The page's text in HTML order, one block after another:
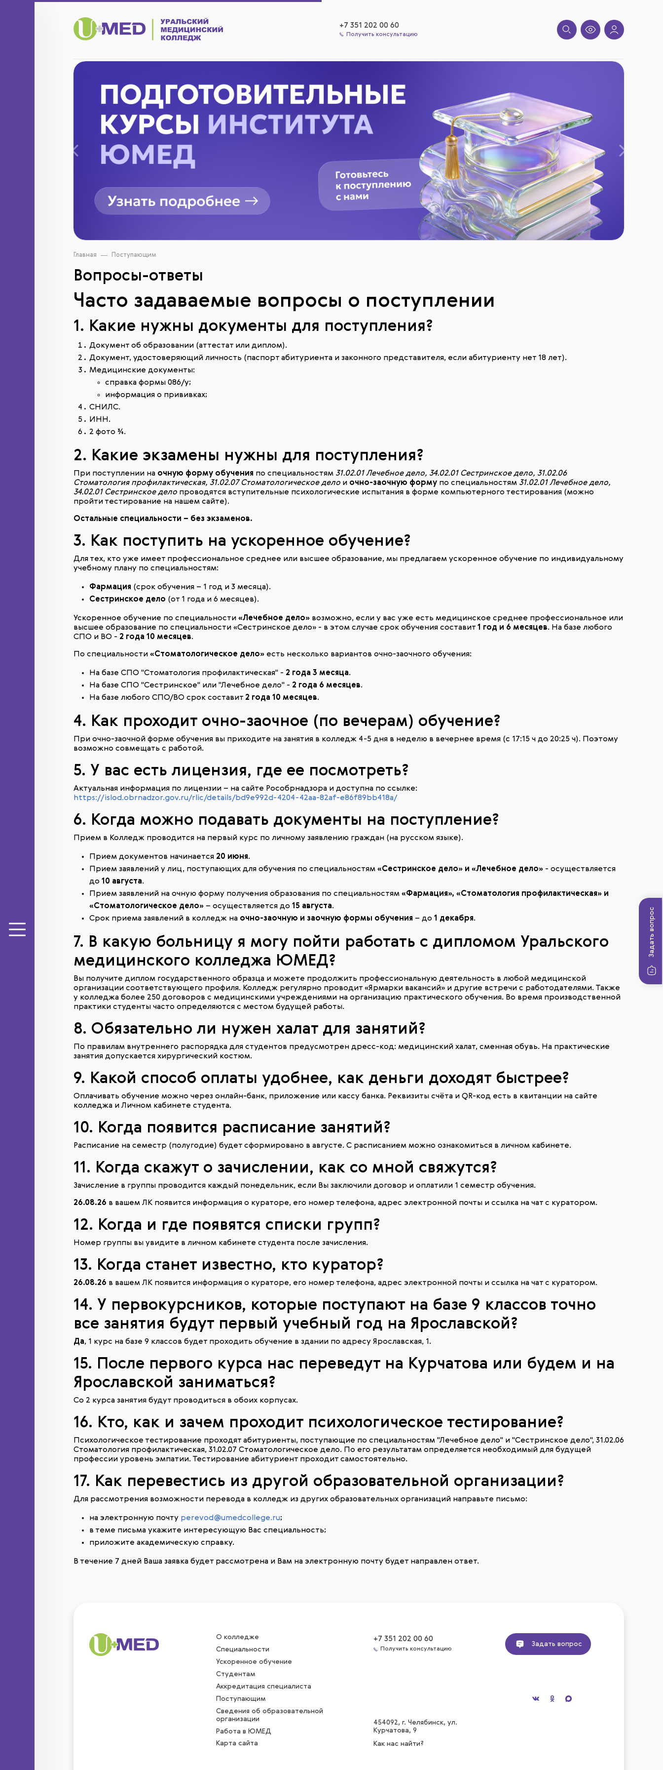
Задать вопрос
+7 351 202 00 60
Получить консультацию
Назад Вперед
Главная Поступающим
Вопросы-ответы
Часто задаваемые вопросы о поступлении
1. Какие нужны документы для поступления?
Документ об образовании (аттестат или диплом).
Документ, удостоверяющий личность (паспорт абитуриента и законного представителя, если абитуриенту нет 18 лет).
Медицинские документы:
справка формы 086/у;
информация о прививках;
СНИЛС.
ИНН.
2 фото ¾.
2. Какие экзамены нужны для поступления?
При поступлении на очную форму обучения по специальностям 31.02.01 Лечебное дело, 34.02.01 Сестринское дело, 31.02.06
Стоматология профилактическая, 31.02.07 Стоматологическое дело и очно-заочную форму по специальностям 31.02.01 Лечебное дело,
34.02.01 Сестринское дело проводятся вступительные психологические испытания в форме компьютерного тестирования (можно
пройти тестирование на нашем сайте).
Остальные специальности – без экзаменов.
3. Как поступить на ускоренное обучение?
Для тех, кто уже имеет профессиональное среднее или высшее образование, мы предлагаем ускоренное обучение по индивидуальному
учебному плану по специальностям:
Фармация (срок обучения – 1 год и 3 месяца).
Сестринское дело (от 1 года и 6 месяцев).
Ускоренное обучение по специальности «Лечебное дело» возможно, если у вас уже есть медицинское среднее профессиональное или
высшее образование по специальности «Сестринское дело» - в этом случае срок обучения составит 1 год и 6 месяцев. На базе любого
СПО и ВО - 2 года 10 месяцев.
По специальности «Стоматологическое дело» есть несколько вариантов очно-заочного обучения:
На базе СПО "Стоматология профилактическая" - 2 года 3 месяца.
На базе СПО "Сестринское" или "Лечебное дело" - 2 года 6 месяцев.
На базе любого СПО/ВО срок составит 2 года 10 месяцев.
4. Как проходит очно-заочное (по вечерам) обучение?
При очно-заочной форме обучения вы приходите на занятия в колледж 4-5 дня в неделю в вечернее время (с 17:15 ч до 20:25 ч). Поэтому
возможно совмещать с работой.
5. У вас есть лицензия, где ее посмотреть?
Актуальная информация по лицензии – на сайте Рособрнадзора и доступна по ссылке:
https://islod.obrnadzor.gov.ru/rlic/details/bd9e992d-4204-42aa-82af-e86f89bb418a/
6. Когда можно подавать документы на поступление?
Прием в Колледж проводится на первый курс по личному заявлению граждан (на русском языке).
Прием документов начинается 20 июня.
Прием заявлений у лиц, поступающих для обучения по специальностям «Сестринское дело» и «Лечебное дело» - осуществляется
до 10 августа.
Прием заявлений на очную форму получения образования по специальностям «Фармация», «Стоматология профилактическая» и
«Стоматологическое дело» – осуществляется до 15 августа.
Срок приема заявлений в колледж на очно-заочную и заочную формы обучения – до 1 декабря.
7. В какую больницу я могу пойти работать с дипломом Уральского
медицинского колледжа ЮМЕД?
Вы получите диплом государственного образца и можете продолжить профессиональную деятельность в любой медицинской
организации соответствующего профиля. Колледж регулярно проводит «Ярмарки вакансий» и другие встречи с работодателями. Также
у колледжа более 250 договоров с медицинскими учреждениями на организацию практического обучения. Во время производственной
практики студенты часто определяются с местом будущей работы.
8. Обязательно ли нужен халат для занятий?
По правилам внутреннего распорядка для студентов предусмотрен дресс-код: медицинский халат, сменная обувь. На практические
занятия допускается хирургический костюм.
9. Какой способ оплаты удобнее, как деньги доходят быстрее?
Оплачивать обучение можно через онлайн-банк, приложение или кассу банка. Реквизиты счёта и QR-код есть в квитанции на сайте
колледжа и Личном кабинете студента.
10. Когда появится расписание занятий?
Расписание на семестр (полугодие) будет сформировано в августе. С расписанием можно ознакомиться в личном кабинете.
11. Когда скажут о зачислении, как со мной свяжутся?
Зачисление в группы проводится каждый понедельник, если Вы заключили договор и оплатили 1 семестр обучения.
26.08.26 в вашем ЛК появится информация о кураторе, его номер телефона, адрес электронной почты и ссылка на чат с куратором.
12. Когда и где появятся списки групп?
Номер группы вы увидите в личном кабинете студента после зачисления.
13. Когда станет известно, кто куратор?
26.08.26 в вашем ЛК появится информация о кураторе, его номер телефона, адрес электронной почты и ссылка на чат с куратором.
14. У первокурсников, которые поступают на базе 9 классов точно
все занятия будут первый учебный год на Ярославской?
Да, 1 курс на базе 9 классов будет проходить обучение в здании по адресу Ярославская, 1.
15. После первого курса нас переведут на Курчатова или будем и на
Ярославской заниматься?
Со 2 курса занятия будут проводиться в обоих корпусах.
16. Кто, как и зачем проходит психологическое тестирование?
Психологическое тестирование проходят абитуриенты, поступающие по специальностям "Лечебное дело" и "Сестринское дело", 31.02.06
Стоматология профилактическая, 31.02.07 Стоматологическое дело. По его результатам определяется необходимый для будущей
профессии уровень эмпатии. Тестирование абитуриент проходит самостоятельно.
17. Как перевестись из другой образовательной организации?
Для рассмотрения возможности перевода в колледж из других образовательных организаций направьте письмо:
на электронную почту perevod@umedcollege.ru;
в теме письма укажите интересующую Вас специальность;
приложите академическую справку.
В течение 7 дней Ваша заявка будет рассмотрена и Вам на электронную почту будет направлен ответ.
О колледже
Специальности
Ускоренное обучение
Студентам
Аккредитация специалиста
Поступающим
Сведения об образовательной
организации
Работа в ЮМЕД
Карта сайта
+7 351 202 00 60
Получить консультацию
454092, г. Челябинск, ул.
Курчатова, 9
Как нас найти?
Задать вопрос